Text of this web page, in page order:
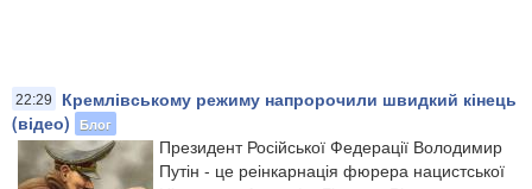
22:29
Кремлівському режиму напророчили швидкий кінець
(відео)
Блог
Президент Російської Федерації Володимир
Путін - це реінкарнація фюрера нацистської